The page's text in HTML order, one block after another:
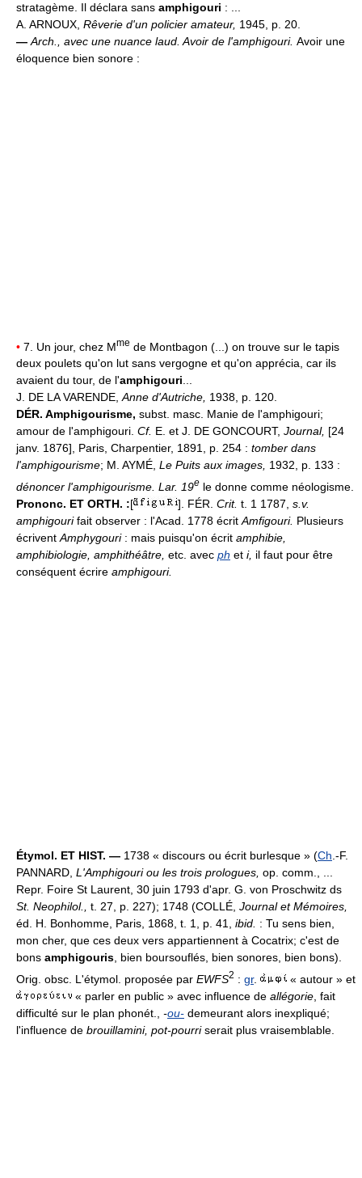
stratagème. Il déclara sans amphigouri : ...
A. ARNOUX, Rêverie d'un policier amateur, 1945, p. 20.
— Arch., avec une nuance laud. Avoir de l'amphigouri. Avoir une
éloquence bien sonore :
• 7. Un jour, chez Mme de Montbagon (...) on trouve sur le tapis
deux poulets qu'on lut sans vergogne et qu'on apprécia, car ils
avaient du tour, de l'amphigouri...
J. DE LA VARENDE,Anne d'Autriche, 1938, p. 120.
DÉR. Amphigourisme, subst. masc. Manie de l'amphigouri;
amour de l'amphigouri. Cf. E. et J. DE GONCOURT, Journal, [24
janv. 1876], Paris, Charpentier, 1891, p. 254 : tomber dans
l'amphigourisme; M. AYMÉ, Le Puits aux images, 1932, p. 133 :
dénoncer l'amphigourisme. Lar. 19e le donne comme néologisme.
Prononc. ET ORTH. :[ ]. FÉR. Crit. t. 1 1787, s.v.
amphigourifait observer : l'Acad. 1778 écrit Amfigouri. Plusieurs
écrivent Amphygouri: mais puisqu'on écrit amphibie,
amphibiologie, amphithéâtre, etc. avec ph et i, il faut pour être
conséquent écrire amphigouri.
Étymol. ET HIST. — 1738 « discours ou écrit burlesque » (Ch .-F.
PANNARD, L'Amphigouri ou les trois prologues, op. comm., ...
Repr. Foire St Laurent, 30 juin 1793 d'apr. G. von Proschwitz ds
St. Neophilol.,
t. 27, p. 227); 1748 (COLLÉ, Journal et Mémoires,
éd. H. Bonhomme, Paris, 1868, t. 1, p. 41, ibid. : Tu sens bien,
mon cher, que ces deux vers appartiennent à Cocatrix; c'est de
bons amphigouris , bien boursouflés, bien sonores, bien bons).
Orig. obsc. L'étymol. proposée par EWFS2 : gr.
« autour » et
« parler en public » avec influence de allégorie , fait
difficulté sur le plan phonét., -ou- demeurant alors inexpliqué;
l'influence de brouillamini, pot-pourriserait plus vraisemblable.